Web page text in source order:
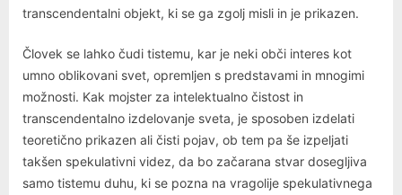
transcendentalni objekt, ki se ga zgolj misli in je prikazen.
Človek se lahko čudi tistemu, kar je neki obči interes kot
umno oblikovani svet, opremljen s predstavami in mnogimi
možnosti. Kak mojster za intelektualno čistost in
transcendentalno izdelovanje sveta, je sposoben izdelati
teoretično prikazen ali čisti pojav, ob tem pa še izpeljati
takšen spekulativni videz, da bo začarana stvar dosegljiva
samo tistemu duhu, ki se pozna na vragolije spekulativnega